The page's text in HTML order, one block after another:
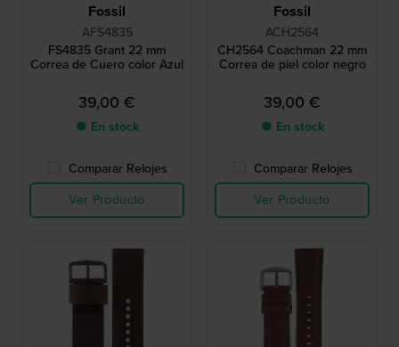
Fossil
AFS4835
FS4835 Grant 22 mm
Correa de Cuero color Azul
39,00 €
● En stock
Comparar Relojes
Ver Producto
Fossil
ACH2564
CH2564 Coachman 22 mm
Correa de piel color negro
39,00 €
● En stock
Comparar Relojes
Ver Producto